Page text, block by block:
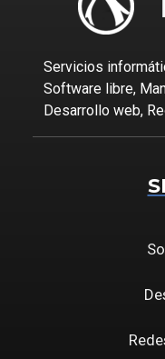
Servicios
Software libre,
Desarrollo web,